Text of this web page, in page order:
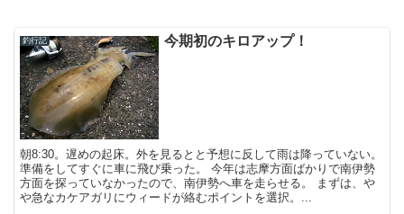
釣行記 今期初のキロアップ！
朝8:30。遅めの起床。外を見るとと予想に反して雨は降っていない。
準備をしてすぐに車に飛び乗った。 今年は志摩方面ばかりで南伊勢
方面を探っていなかったので、南伊勢へ車を走らせる。 まずは、や
や急なカケアガリにウィードが絡むポイントを選択。...